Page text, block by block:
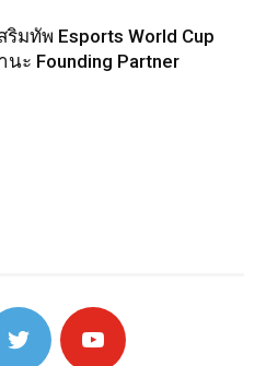
ริมทัพ Esports World Cup
นะ Founding Partner